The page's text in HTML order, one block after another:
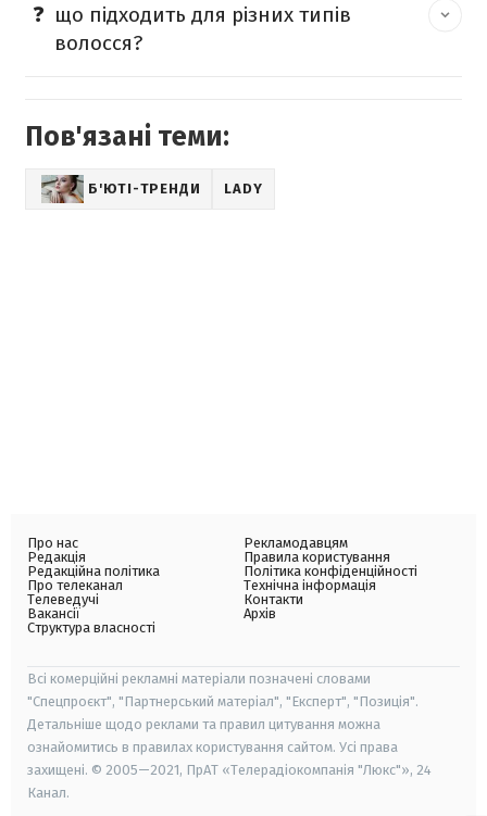
що підходить для різних типів
волосся?
Пов'язані теми:
Б'ЮТІ-ТРЕНДИ LADY
Про нас
Редакція
Редакційна політика
Про телеканал
Телеведучі
Вакансії
Структура власності
Рекламодавцям
Правила користування
Політика конфіденційності
Технічна інформація
Контакти
Архів
Всі комерційні рекламні матеріали позначені словами
"Спецпроєкт", "Партнерський матеріал", "Експерт", "Позиція".
Детальніше щодо реклами та правил цитування можна
ознайомитись в правилах користування сайтом. Усі права
захищені. © 2005—2021, ПрАТ «Телерадіокомпанія "Люкс"», 24
Канал.